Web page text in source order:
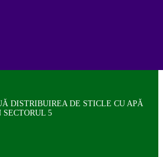
DISTRIBUIREA DE STICLE CU APĂ
5